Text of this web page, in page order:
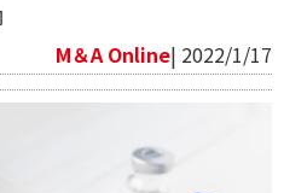
M＆A Online| 2022/1/17